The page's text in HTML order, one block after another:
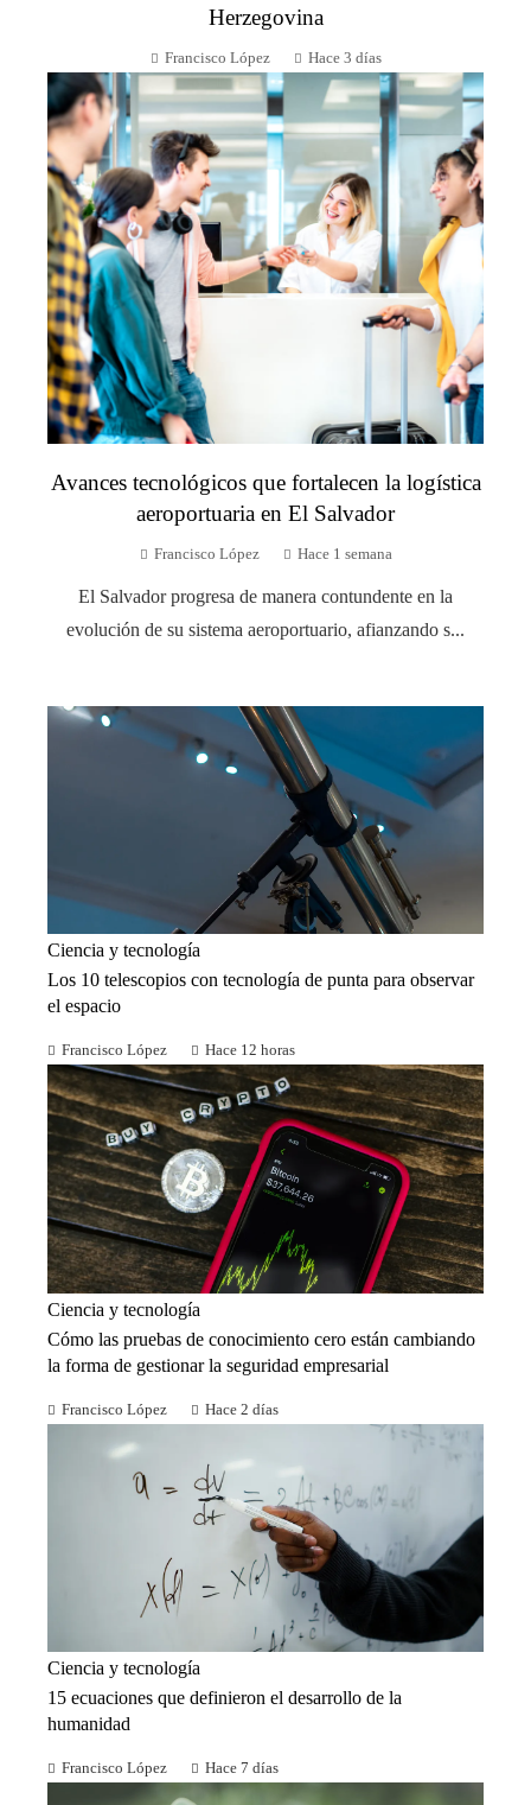
Herzegovina
Francisco López Hace 3 días
Avances tecnológicos que fortalecen la logística
aeroportuaria en El Salvador
Francisco López Hace 1 semana
El Salvador progresa de manera contundente en la
evolución de su sistema aeroportuario, afianzando s...
Ciencia y tecnología
Los 10 telescopios con tecnología de punta para observar
el espacio
Francisco López Hace 12 horas
Ciencia y tecnología
Cómo las pruebas de conocimiento cero están cambiando
la forma de gestionar la seguridad empresarial
Francisco López Hace 2 días
Ciencia y tecnología
15 ecuaciones que definieron el desarrollo de la
humanidad
Francisco López Hace 7 días